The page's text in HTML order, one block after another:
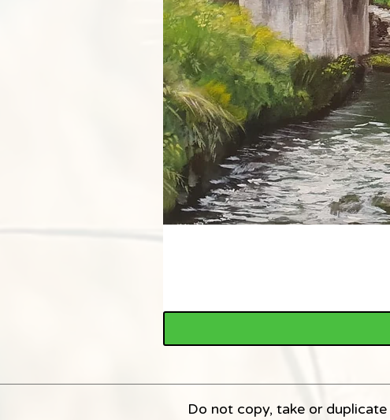
Do not copy, take or